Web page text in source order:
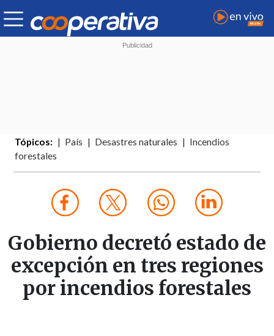
Tópicos: País Desastres naturales
Incendios
forestales
Gobierno decretó estado de
excepción en tres regiones
por incendios forestales